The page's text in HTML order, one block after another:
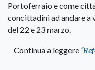
Portoferraio e come
concittadini ad andare a
del 22 e 23 marzo.
Continua a leggere